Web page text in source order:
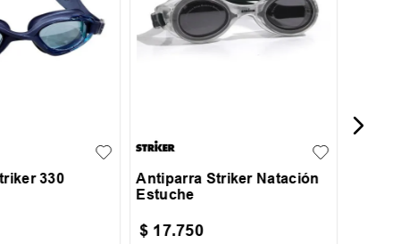
330
Antiparra Striker Natación
Estuche
$ 17.750